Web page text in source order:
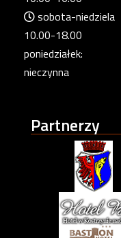
sobota-niedziela
10.00-18.00
poniedziałek:
nieczynna
Partnerzy